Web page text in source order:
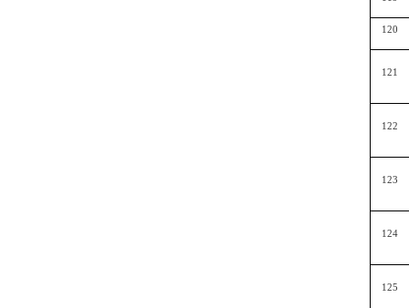
120
121
122
123
124
125